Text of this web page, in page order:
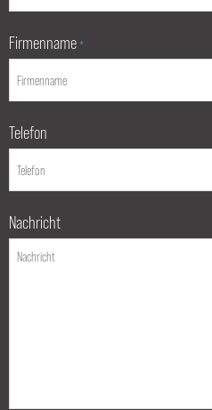
Firmenname *
Telefon
Nachricht